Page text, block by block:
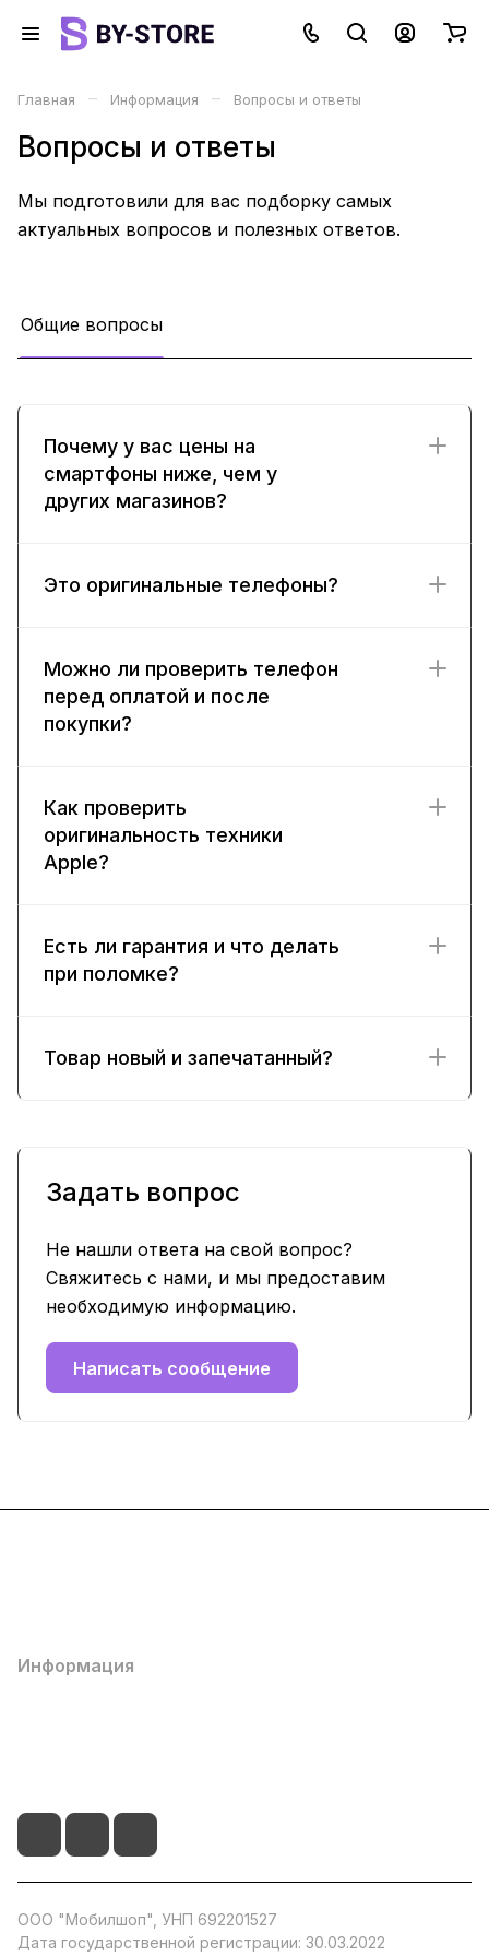
Главная – Информация – Вопросы и ответы
Вопросы и ответы
Мы подготовили для вас подборку самых
актуальных вопросов и полезных ответов.
Общие вопросы
Почему у вас цены на
смартфоны ниже, чем у
других магазинов?
Это оригинальные телефоны?
Можно ли проверить телефон
перед оплатой и после
покупки?
Как проверить
оригинальность техники
Apple?
Есть ли гарантия и что делать
при поломке?
Товар новый и запечатанный?
Задать вопрос
Не нашли ответа на свой вопрос?
Свяжитесь с нами, и мы предоставим
необходимую информацию.
Написать сообщение
Информация
ООО "Мобилшоп", УНП 692201527
Дата государственной регистрации: 30.03.2022